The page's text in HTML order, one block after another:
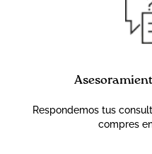
Respondemos tus
compres